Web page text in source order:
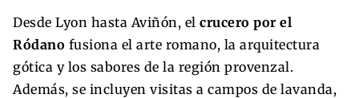
Desde Lyon hasta Aviñón, el crucero por el
Ródano fusiona el arte romano, la arquitectura
gótica y los sabores de la región provenzal.
Además, se incluyen visitas a campos de lavanda,